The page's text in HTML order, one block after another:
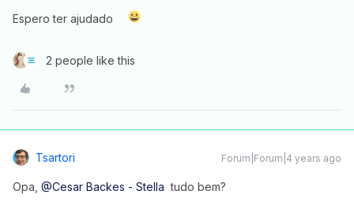
Espero ter ajudado
2 people like this
Tsartori Forum|Forum|4 years ago
Opa, @Cesar Backes - Stella tudo bem?